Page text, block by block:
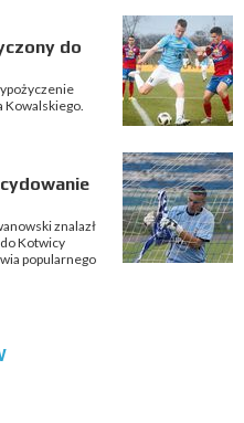
do
Kowalskiego.
znalazł
Kotwicy
popularnego